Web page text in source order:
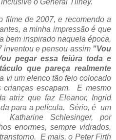
o General Tilney.
filme de 2007, e recomendo a
a minha impressão é que
bem inspirado naquela época,
inventou e pensou assim "Vou
pegar essa feiúra toda e
que pareça realmente
vi um elenco tão feio colocado
crianças escapam. E mesmo
atriz que faz Eleanor, Ingrid
para a película. Sério, é um
Katharine Schlesinger, por
enormes, sempre vidrados,
E mais, o Peter Firth